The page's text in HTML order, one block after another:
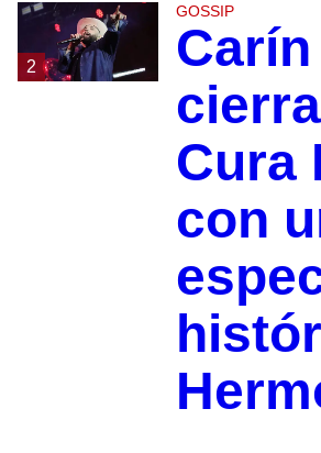
2
GOSSIP
Cura
con